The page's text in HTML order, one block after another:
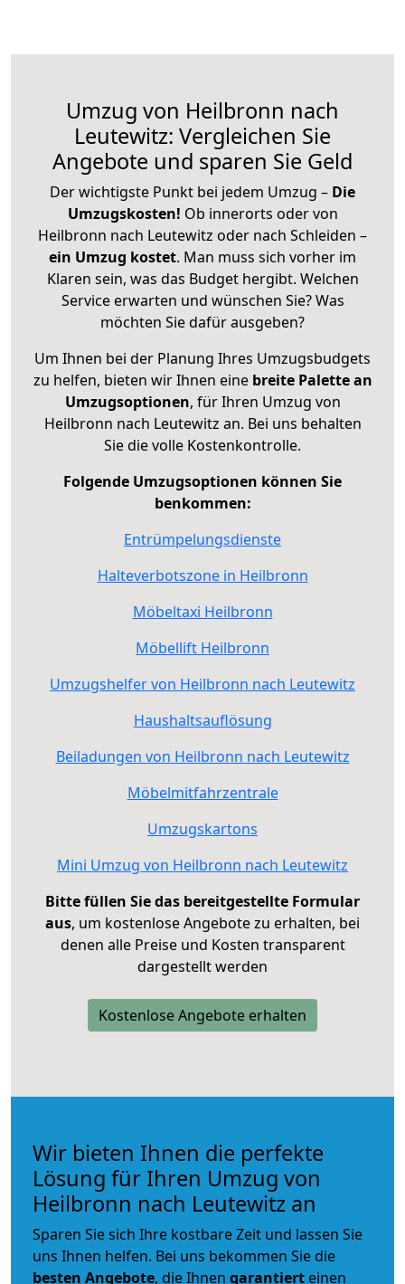
Umzug von Heilbronn nach
Leutewitz: Vergleichen Sie
Angebote und sparen Sie Geld
Der wichtigste Punkt bei jedem Umzug – Die
Umzugskosten! Ob innerorts oder von
Heilbronn nach Leutewitz oder nach Schleiden –
ein Umzug kostet. Man muss sich vorher im
Klaren sein, was das Budget hergibt. Welchen
Service erwarten und wünschen Sie? Was
möchten Sie dafür ausgeben?
Um Ihnen bei der Planung Ihres Umzugsbudgets
zu helfen, bieten wir Ihnen eine breite Palette an
Umzugsoptionen, für Ihren Umzug von
Heilbronn nach Leutewitz an. Bei uns behalten
Sie die volle Kostenkontrolle.
Folgende Umzugsoptionen können Sie
benkommen:
Entrümpelungsdienste
Halteverbotszone in Heilbronn
Möbeltaxi Heilbronn
Möbellift Heilbronn
Umzugshelfer von Heilbronn nach Leutewitz
Haushaltsauflösung
Beiladungen von Heilbronn nach Leutewitz
Möbelmitfahrzentrale
Umzugskartons
Mini Umzug von Heilbronn nach Leutewitz
Bitte füllen Sie das bereitgestellte Formular
aus, um kostenlose Angebote zu erhalten, bei
denen alle Preise und Kosten transparent
dargestellt werden
Kostenlose Angebote erhalten
Wir bieten Ihnen die perfekte
Lösung für Ihren Umzug von
Heilbronn nach Leutewitz an
Sparen Sie sich Ihre kostbare Zeit und lassen Sie
uns Ihnen helfen. Bei uns bekommen Sie die
besten Angebote, die Ihnen garantiert einen